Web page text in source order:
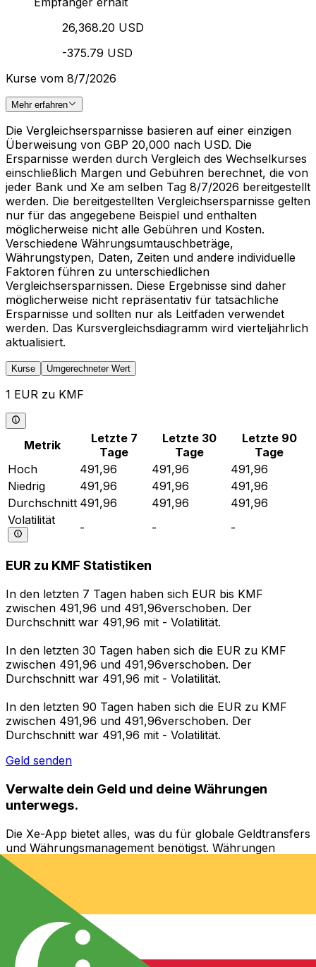
26,368.20 USD
-375.79 USD
Kurse vom 8/7/2026
Mehr erfahren
Die Vergleichsersparnisse basieren auf einer einzigen
Überweisung von GBP 20,000 nach USD. Die
Ersparnisse werden durch Vergleich des Wechselkurses
einschließlich Margen und Gebühren berechnet, die von
jeder Bank und Xe am selben Tag 8/7/2026 bereitgestellt
werden. Die bereitgestellten Vergleichsersparnisse gelten
nur für das angegebene Beispiel und enthalten
möglicherweise nicht alle Gebühren und Kosten.
Verschiedene Währungsumtauschbeträge,
Währungstypen, Daten, Zeiten und andere individuelle
Faktoren führen zu unterschiedlichen
Vergleichsersparnissen. Diese Ergebnisse sind daher
möglicherweise nicht repräsentativ für tatsächliche
Ersparnisse und sollten nur als Leitfaden verwendet
werden. Das Kursvergleichsdiagramm wird vierteljährlich
aktualisiert.
Kurse Umgerechneter Wert
1 EUR zu KMF
Metrik
Letzte 7
Tage
Letzte 30
Tage
Letzte 90
Tage
Hoch
491,96 491,96
491,96
Niedrig
491,96 491,96
491,96
Durchschnitt 491,96 491,96
491,96
Volatilität
- - -
EUR zu KMF Statistiken
In den letzten 7 Tagen haben sich EUR bis KMF
zwischen 491,96 und 491,96verschoben. Der
Durchschnitt war 491,96 mit - Volatilität.
In den letzten 30 Tagen haben sich die EUR zu KMF
zwischen 491,96 und 491,96verschoben. Der
Durchschnitt war 491,96 mit - Volatilität.
In den letzten 90 Tagen haben sich die EUR zu KMF
zwischen 491,96 und 491,96verschoben. Der
Durchschnitt war 491,96 mit - Volatilität.
Geld senden
Verwalte dein Geld und deine Währungen
unterwegs.
Die Xe-App bietet alles, was du für globale Geldtransfers
und Währungsmanagement benötigst. Währungen
umrechnen, Kursbenachrichtigungen einrichten und
Geld ins Ausland überweisen, ohne versteckte
Gebühren. Heute herunterladen!